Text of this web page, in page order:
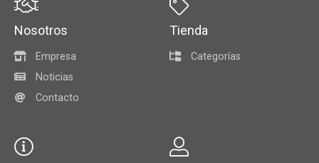
Nosotros
Empresa
Noticias
Contacto
Tienda
Categorías